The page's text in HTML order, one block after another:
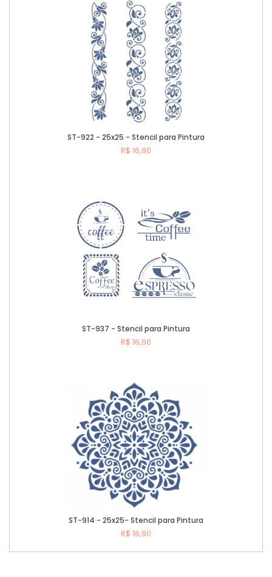
ST-922 - 25x25 - Stencil para Pintura
R$ 16,90
ST-937 - Stencil para Pintura
R$ 16,90
ST-914 - 25x25- Stencil para Pintura
R$ 16,90